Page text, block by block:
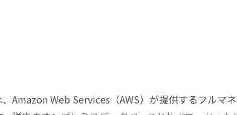
Amazon Web Services（AWS）が提供するフルマ